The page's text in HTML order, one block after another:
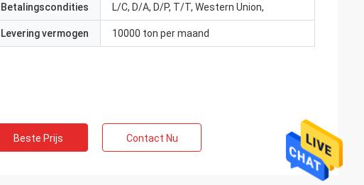
Betalingscondities L/C, D/A, D/P, T/T, Western Union,
Levering vermogen 10000 ton per maand
Beste Prijs Contact Nu